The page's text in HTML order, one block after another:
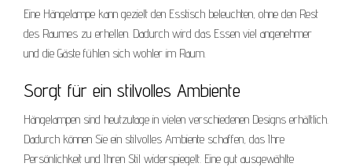
Eine Hängelampe kann gezielt den Esstisch beleuchten, ohne den Rest
des Raumes zu erhellen. Dadurch wird das Essen viel angenehmer
und die Gäste fühlen sich wohler im Raum.
Sorgt für ein stilvolles Ambiente
Hängelampen sind heutzutage in vielen verschiedenen Designs erhältlich.
Dadurch können Sie ein stilvolles Ambiente schaffen, das Ihre
Persönlichkeit und Ihren Stil widerspiegelt. Eine gut ausgewählte